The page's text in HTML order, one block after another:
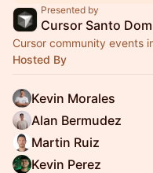
Presented by
Cursor Santo
Cursor community events
Hosted By
Kevin Morales
Alan Bermudez
Martin Ruiz
Kevin Perez